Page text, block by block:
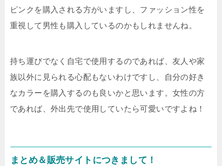
ピンクを購入される方がいますし、ファッション性を
重視して男性も購入しているのかもしれませんね。
持ち運びでなく自宅で使用するのであれば、友人や家
族以外に見られる心配もないわけですし、自分の好き
なカラーを購入するのも良いかと思います。女性の方
であれば、外出先で使用していたら可愛いですよね！
まとめ＆販売サイトにつきまして！